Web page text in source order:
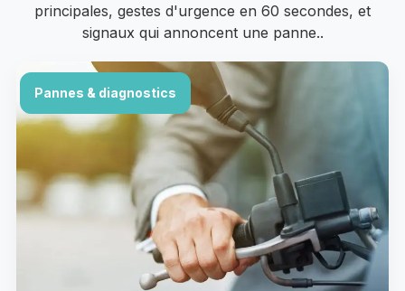
principales, gestes d'urgence en 60 secondes, et
signaux qui annoncent une panne..
Pannes & diagnostics